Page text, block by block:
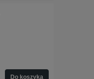
Do koszyka